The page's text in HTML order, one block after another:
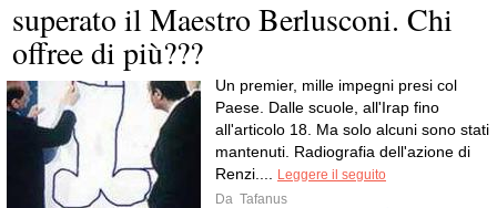
superato il Maestro Berlusconi. Chi
offree di più???
Un premier, mille impegni presi col
Paese. Dalle scuole, all'Irap fino
all'articolo 18. Ma solo alcuni sono stati
mantenuti. Radiografia dell'azione di
Renzi....
Leggere il seguito
Da Tafanus